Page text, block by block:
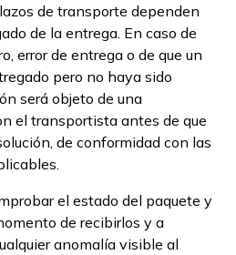
de transporte dependen
de la entrega. En caso de
error de entrega o de que un
pero no haya sido
será objeto de una
el transportista antes de que
de conformidad con las
el estado del paquete y
de recibirlos y a
anomalía visible al